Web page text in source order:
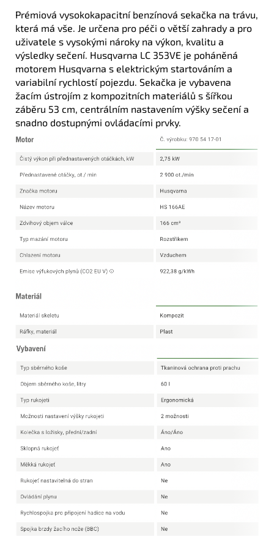
Prémiová vysokokapacitní benzínová sekačka na trávu,
která má vše. Je určena pro péči o větší zahrady a pro
uživatele s vysokými nároky na výkon, kvalitu a
výsledky sečení. Husqvarna LC 353VE je poháněná
motorem Husqvarna s elektrickým startováním a
variabilní rychlostí pojezdu. Sekačka je vybavena
žacím ústrojím z kompozitních materiálů s šířkou
záběru 53 cm, centrálním nastavením výšky sečení a
snadno dostupnými ovládacími prvky.